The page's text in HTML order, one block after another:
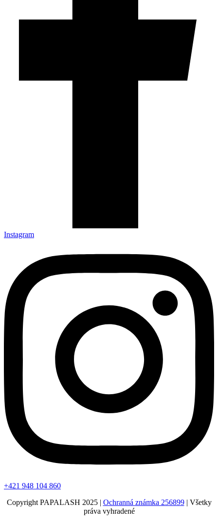
Instagram
+421 948 104 860
Copyright PAPALASH 2025 | Ochranná známka 256899| Všetky
práva vyhradené